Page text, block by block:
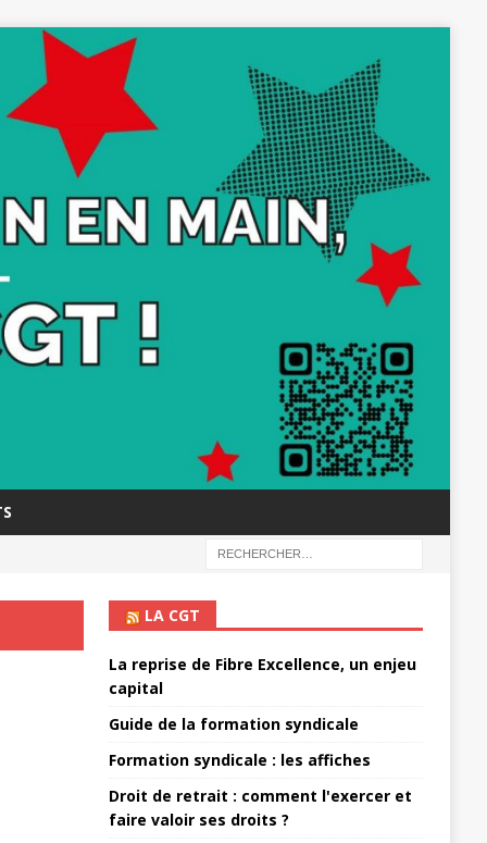
LA CGT
La reprise de Fibre Excellence, un enjeu
capital
Guide de la formation syndicale
Formation syndicale : les affiches
Droit de retrait : comment l'exercer et
faire valoir ses droits ?